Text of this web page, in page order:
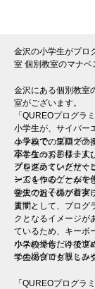
金沢の小学生がプロ
室 個別教室のマナベ
金沢にある個別教室
室がございます。
「QUREOプログラ
小学生が、サイバー
ュラムで、プログラ
室となっております
プログラミングサー
ンで１つのゲームを
小学校での集団での
小学生のお子様一人
グを進めていただく
ームを作ることがで
学生のお子様が着実
ます。
金沢で近くのプログ
質問として、プログ
クとなるイメージが
ているため、キーボ
ウスの操作だけで進
ての場合でも親しみ
小学校でも、今後プ
学生のプログラミン
「QUREOプログラ